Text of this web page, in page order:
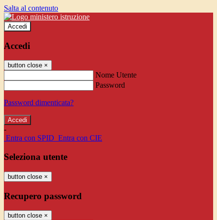
Salta al contenuto
Accedi
Accedi
button close ×
Nome Utente
Password
Password dimenticata?
-
Entra con SPID Entra con CIE
Seleziona utente
button close ×
Recupero password
button close ×